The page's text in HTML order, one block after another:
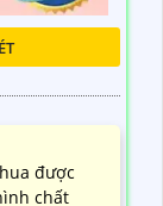
được
chất